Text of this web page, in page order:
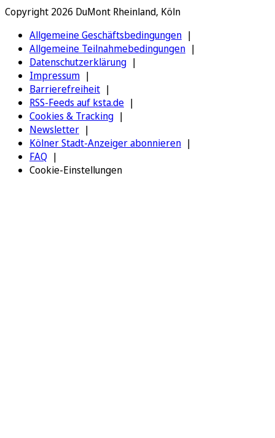
Copyright 2026 DuMont Rheinland, Köln
Allgemeine Geschäftsbedingungen
Allgemeine Teilnahmebedingungen
Datenschutzerklärung
Impressum
Barrierefreiheit
RSS-Feeds auf ksta.de
Cookies & Tracking
Newsletter
Kölner Stadt-Anzeiger abonnieren
FAQ
Cookie-Einstellungen